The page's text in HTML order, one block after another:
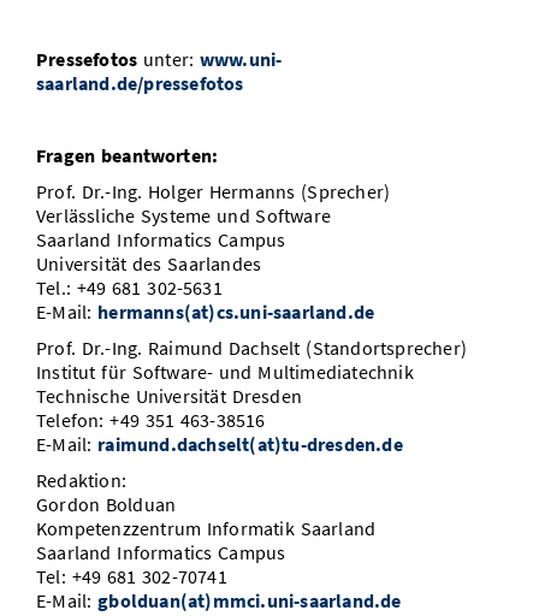
Pressefotos unter: www.uni-
saarland.de/pressefotos
Fragen beantworten:
Prof. Dr.-Ing. Holger Hermanns (Sprecher)
Verlässliche Systeme und Software
Saarland Informatics Campus
Universität des Saarlandes
Tel.: +49 681 302-5631
E-Mail: hermanns(at)cs.uni-saarland.de
Prof. Dr.-Ing. Raimund Dachselt (Standortsprecher)
Institut für Software- und Multimediatechnik
Technische Universität Dresden
Telefon: +49 351 463-38516
E-Mail: raimund.dachselt(at)tu-dresden.de
Redaktion:
Gordon Bolduan
Kompetenzzentrum Informatik Saarland
Saarland Informatics Campus
Tel: +49 681 302-70741
E-Mail:gbolduan(at)mmci.uni-saarland.de